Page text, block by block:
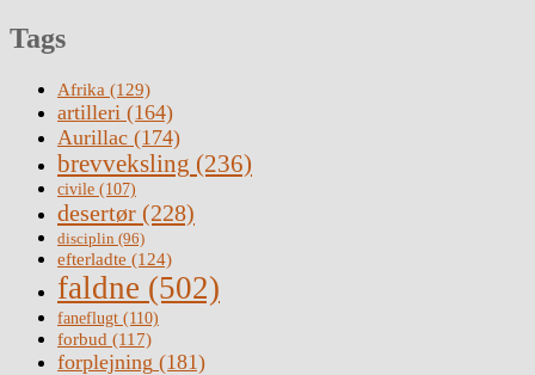
Tags
Afrika (129)
artilleri (164)
Aurillac (174)
brevveksling (236)
civile (107)
desertør (228)
disciplin (96)
efterladte (124)
faldne (502)
faneflugt (110)
forbud (117)
forplejning (181)